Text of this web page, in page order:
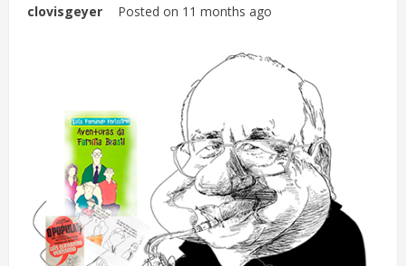
clovisgeyer Posted on 11 months ago